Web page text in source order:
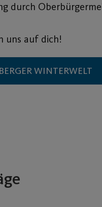
durch
uns auf dich!
WINTERWELT